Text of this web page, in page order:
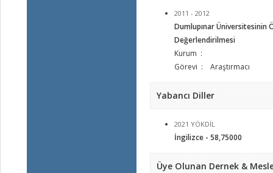
2011 - 2012
Dumlupınar Üniversitesinin
Değerlendirilmesi
Kurum :
Görevi : Araştırmacı
Yabancı Diller
2021 YÖKDİL
İngilizce - 58,75000
Üye Olunan Dernek &